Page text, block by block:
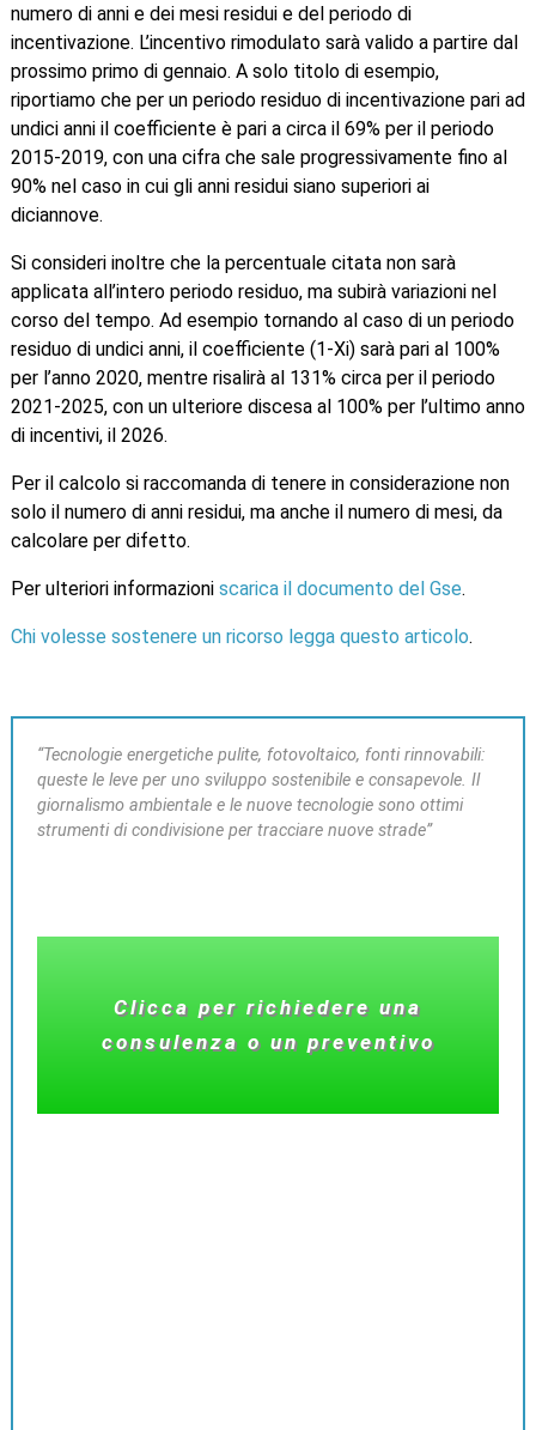
numero di anni e dei mesi residui e del periodo di
incentivazione. L’incentivo rimodulato sarà valido a partire dal
prossimo primo di gennaio. A solo titolo di esempio,
riportiamo che per un periodo residuo di incentivazione pari ad
undici anni il coefficiente è pari a circa il 69% per il periodo
2015-2019, con una cifra che sale progressivamente fino al
90% nel caso in cui gli anni residui siano superiori ai
diciannove.
Si consideri inoltre che la percentuale citata non sarà
applicata all’intero periodo residuo, ma subirà variazioni nel
corso del tempo. Ad esempio tornando al caso di un periodo
residuo di undici anni, il coefficiente (1-Xi) sarà pari al 100%
per l’anno 2020, mentre risalirà al 131% circa per il periodo
2021-2025, con un ulteriore discesa al 100% per l’ultimo anno
di incentivi, il 2026.
Per il calcolo si raccomanda di tenere in considerazione non
solo il numero di anni residui, ma anche il numero di mesi, da
calcolare per difetto.
Per ulteriori informazioni scarica il documento del Gse.
Chi volesse sostenere un ricorso legga questo articolo.
“Tecnologie energetiche pulite, fotovoltaico, fonti rinnovabili:
queste le leve per uno sviluppo sostenibile e consapevole. Il
giornalismo ambientale e le nuove tecnologie sono ottimi
strumenti di condivisione per tracciare nuove strade”
Clicca per richiedere una
consulenza o un preventivo